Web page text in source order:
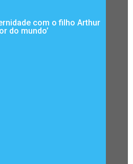
com o filho Arthur
do mundo’